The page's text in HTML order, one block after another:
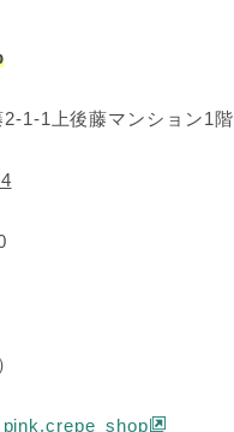
1-1上後藤マンション1階